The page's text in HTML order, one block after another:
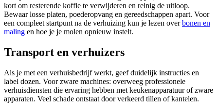
kort om resterende koffie te verwijderen en reinig de uitloop.
Bewaar losse platen, poederopvang en gereedschappen apart. Voor
een compleet startpunt na de verhuizing kun je lezen overbonen en
maling en hoe je je molen opnieuw instelt.
Transport en verhuizers
Als je met een verhuisbedrijf werkt, geef duidelijk instructies en
label dozen. Voor zware machines: overweeg professionele
verhuisdiensten die ervaring hebben met keukenapparatuur of zware
apparaten. Veel schade ontstaat door verkeerd tillen of kantelen.